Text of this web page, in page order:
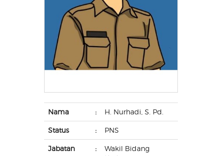
Nama : H. Nurhadi, S. Pd.
Status : PNS
Jabatan :
Wakil Bidang